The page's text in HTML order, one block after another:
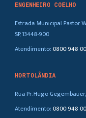
ENGENHEIRO COELHO
Estrada Municipal Pastor
SP, 13448-900
Atendimento:0800 948
HORTOLÂNDIA
Rua Pr. Hugo
Atendimento:0800 948